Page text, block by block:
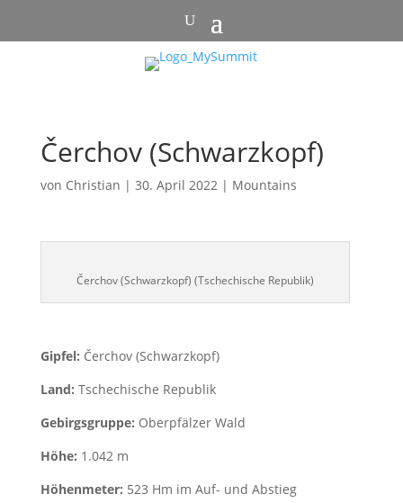
Čerchov (Schwarzkopf)
von Christian | 30. April 2022| Mountains
Čerchov (Schwarzkopf) (Tschechische Republik)
Gipfel: Čerchov (Schwarzkopf)
Land: Tschechische Republik
Gebirgsgruppe: Oberpfälzer Wald
Höhe: 1.042 m
Höhenmeter: 523 Hm im Auf- und Abstieg